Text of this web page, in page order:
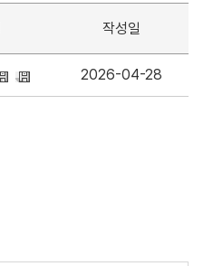
작성일
2026-04-28